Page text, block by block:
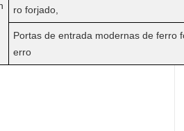
ro forjado,
Portas de entrada modernas de ferro
erro